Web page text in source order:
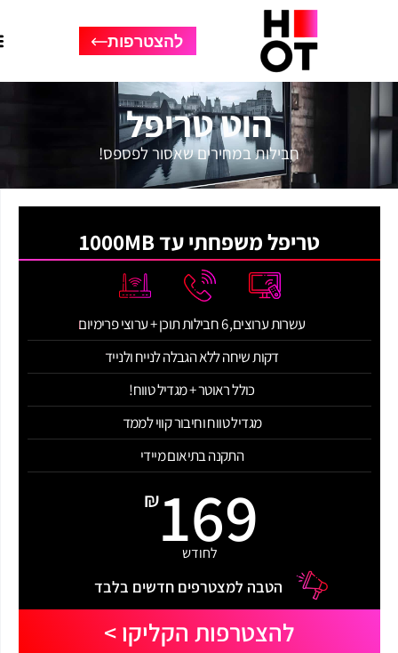
להצטרפות
הוט טריפל
חבילות במחירים שאסור לפספס!
טריפל משפחתי עד 1000MB
עשרות ערוצים, 6 חבילות תוכן + ערוצי פרימיום
דקות שיחה ללא הגבלה לנייח ולנייד
כולל ראוטר + מגדיל טווח!
מגדיל טווח וחיבור קווי לממד
התקנה בתיאום מיידי
₪ 169
לחודש
הטבה למצטרפים חדשים בלבד
להצטרפות הקליקו >